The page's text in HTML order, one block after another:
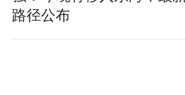
路径公布